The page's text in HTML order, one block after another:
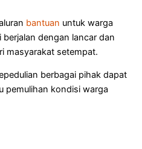
bantuan untuk warga
dengan lancar dan
masyarakat setempat.
berbagai pihak dapat
pemulihan kondisi warga